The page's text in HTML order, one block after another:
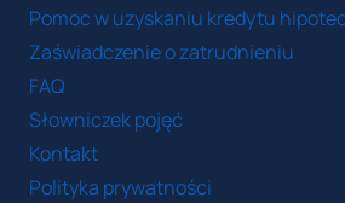
Pomoc w uzyskaniu kredytu
Zaświadczenie o zatrudnieniu
FAQ
Słowniczek pojęć
Kontakt
Polityka prywatności